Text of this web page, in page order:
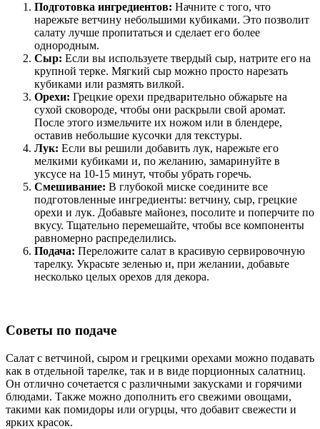
Подготовка ингредиентов: Начните с того, что
нарежьте ветчину небольшими кубиками. Это позволит
салату лучше пропитаться и сделает его более
однородным.
Сыр: Если вы используете твердый сыр, натрите его на
крупной терке. Мягкий сыр можно просто нарезать
кубиками или размять вилкой.
Орехи: Грецкие орехи предварительно обжарьте на
сухой сковороде, чтобы они раскрыли свой аромат.
После этого измельчите их ножом или в блендере,
оставив небольшие кусочки для текстуры.
Лук: Если вы решили добавить лук, нарежьте его
мелкими кубиками и, по желанию, замаринуйте в
уксусе на 10-15 минут, чтобы убрать горечь.
Смешивание: В глубокой миске соедините все
подготовленные ингредиенты: ветчину, сыр, грецкие
орехи и лук. Добавьте майонез, посолите и поперчите по
вкусу. Тщательно перемешайте, чтобы все компоненты
равномерно распределились.
Подача: Переложите салат в красивую сервировочную
тарелку. Украсьте зеленью и, при желании, добавьте
несколько целых орехов для декора.
Советы по подаче
Салат с ветчиной, сыром и грецкими орехами можно подавать
как в отдельной тарелке, так и в виде порционных салатниц.
Он отлично сочетается с различными закусками и горячими
блюдами. Также можно дополнить его свежими овощами,
такими как помидоры или огурцы, что добавит свежести и
ярких красок.